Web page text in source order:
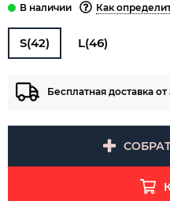
Как
S(42) L(46)
Бесплатная доставка